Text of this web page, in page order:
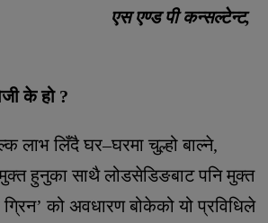
पी कन्सल्टेन्ट,
के हो ?
लाभ लिँदै घर–घरमा चुल्हो बाल्ने,
हुनुका साथै लोडसेडिङबाट पनि मुक्त
ग्रिन’ को अवधारण बोकेको यो प्रविधिले